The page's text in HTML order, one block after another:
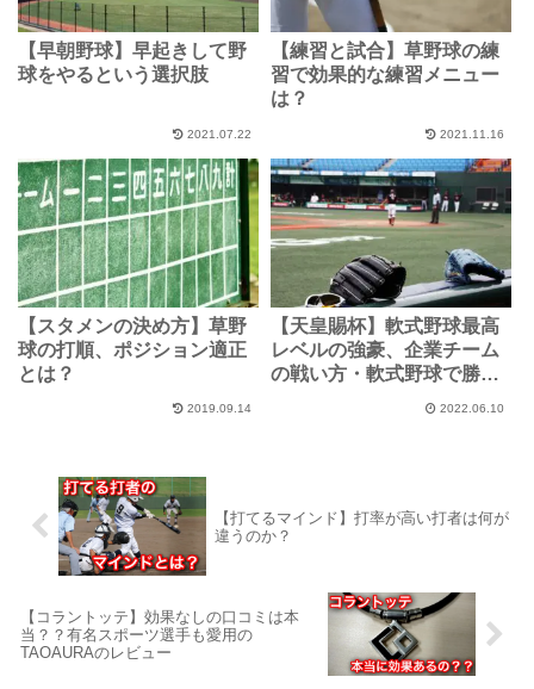
【早朝野球】早起きして野
球をやるという選択肢
2021.07.22
【練習と試合】草野球の練
習で効果的な練習メニュー
は？
2021.11.16
【スタメンの決め方】草野
球の打順、ポジション適正
とは？
2019.09.14
【天皇賜杯】軟式野球最高
レベルの強豪、企業チーム
の戦い方・軟式野球で勝つ
2022.06.10
【打てるマインド】打率が高い打者は何が
違うのか？
【コラントッテ】効果なしの口コミは本
当？？有名スポーツ選手も愛用の
TAOAURAのレビュー